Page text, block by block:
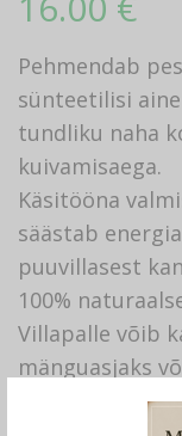
Pehmendab
sünteetilisi
tundliku naha
kuivamisaega.
Käsitööna
säästab
puuvillasest
100%
Villapalle võib
mänguasjaks